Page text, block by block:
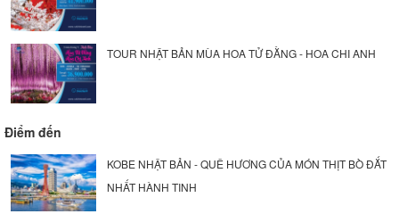
TOUR NHẬT BẢN MÙA HOA TỬ ĐẰNG - HOA CHI ANH
Điểm đến
KOBE NHẬT BẢN - QUÊ HƯƠNG CỦA MÓN THỊT BÒ ĐẮT
NHẤT HÀNH TINH